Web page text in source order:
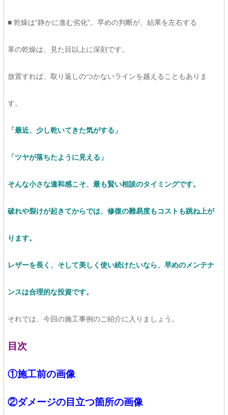
■ 乾燥は“静かに進む劣化”。早めの判断が、結果を左右する
革の乾燥は、見た目以上に深刻です。
放置すれば、取り返しのつかないラインを越えることもありま
す。
「最近、少し乾いてきた気がする」
「ツヤが落ちたように見える」
そんな小さな違和感こそ、最も賢い相談のタイミングです。
破れや裂けが起きてからでは、修復の難易度もコストも跳ね上が
ります。
レザーを長く、そして美しく使い続けたいなら、早めのメンテナ
ンスは合理的な投資です。
それでは、今回の施工事例のご紹介に入りましょう。
目次
①施工前の画像
②ダメージの目立つ箇所の画像